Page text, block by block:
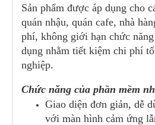
Sản phẩm được áp dụng cho
quán nhậu, quán cafe, nhà
phí, không giới hạn chức
dụng nhằm tiết kiệm chi phí
nghiệp.
Chức năng của phần mềm
Giao diện đơn giản, dễ
với màn hình cảm ứng